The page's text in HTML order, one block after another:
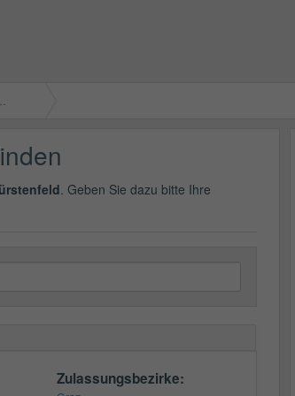
. Geben Sie dazu bitte Ihre
Zulassungsbezirke: